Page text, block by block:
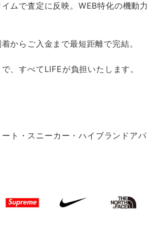
ムで査定に反映。WEB特化の機動力
からご入金まで最短距離で完結。
、すべてLIFEが負担いたします。
ト・スニーカー・ハイブランドアパ